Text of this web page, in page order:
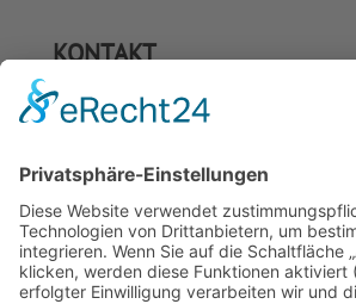
Platform&eRecht24
KONTAKT
Holzbau - Lehle
Inh. Hartmut Paller
89134 Blaubeuren-Sonderbuch
Telefon: 07344 5033
Telefax: 07344 5034